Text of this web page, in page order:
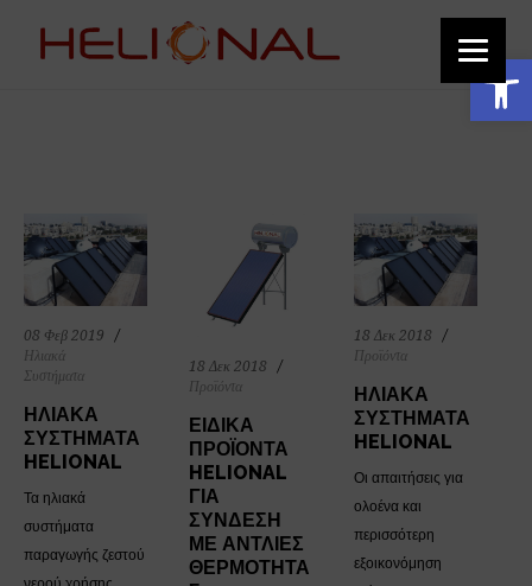
Ανοίξτε τη γραμμή εργαλείων
echo '
'; } add_action('wp_footer', 'add_custom_image_to_footer');
08 Φεβ 2019
Ηλιακά
Συστήματα
ΗΛΙΑΚΆ
ΣΥΣΤΉΜΑΤΑ
HELIONAL
Τα ηλιακά
συστήματα
παραγωγής ζεστού
18 Δεκ 2018
Προϊόντα
ΕΙΔΙΚΆ
ΠΡΟΪΌΝΤΑ
HELIONAL
ΓΙΑ
ΣΎΝΔΕΣΗ
ΜΕ ΑΝΤΛΊΕΣ
ΘΕΡΜΌΤΗΤΑ
18 Δεκ 2018
Προϊόντα
ΗΛΙΑΚΆ
ΣΥΣΤΉΜΑΤΑ
HELIONAL
Οι απαιτήσεις για
ολοένα και
περισσότερη
εξοικονόμηση